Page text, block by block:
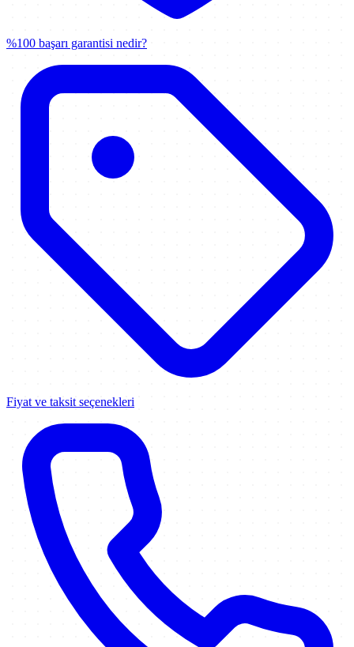
%100 başarı garantisi nedir?
Fiyat ve taksit seçenekleri